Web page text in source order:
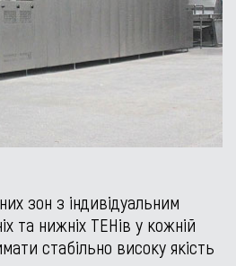
зон з індивідуальним
та нижніх ТЕНів у кожній
стабільно високу якість